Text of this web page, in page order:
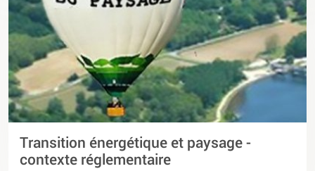
Transition énergétique et paysage -
contexte réglementaire